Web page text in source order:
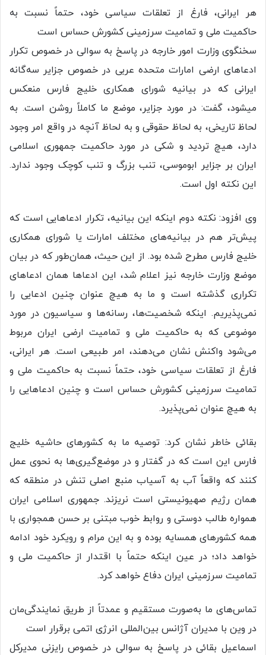
هر ایرانی، فارغ از تعلقات سیاسی خود، حتماً نسبت به
حاکمیت ملی و تمامیت سرزمینی کشورش حساس است
سخنگوی وزارت امور خارجه در پاسخ به سوالی در خصوص تکرار
ادعاهای ارضی امارات متحده عربی در خصوص جزایر سه‌گانه
ایرانی که در بیانیه شورای همکاری خلیج فارس منعکس
میشود، گفت: در مورد جزایر، موضع ما کاملاً روشن است. به
لحاظ تاریخی، به لحاظ حقوقی و به لحاظ آنچه در واقع امر وجود
دارد، هیچ تردید و شکی در مورد حاکمیت جمهوری اسلامی
ایران بر جزایر ابوموسی، تنب بزرگ و تنب کوچک وجود ندارد.
این نکته اول است.
وی افزود: نکته دوم اینکه این بیانیه، تکرار ادعاهایی است که
پیش‌تر هم در بیانیه‌های مختلف امارات یا شورای همکاری
خلیج فارس مطرح شده بود. از این حیث، همان‌طور که در بیان
موضع وزارت خارجه نیز اعلام شد، این ادعاها همان ادعاهای
تکراری گذشته است و ما به هیچ عنوان چنین ادعایی را
نمی‌پذیریم. اینکه شخصیت‌ها، رسانه‌ها و سیاسیون در مورد
موضوعی که به حاکمیت ملی و تمامیت ارضی ایران مربوط
می‌شود واکنش نشان می‌دهند، امر طبیعی است. هر ایرانی،
فارغ از تعلقات سیاسی خود، حتماً نسبت به حاکمیت ملی و
تمامیت سرزمینی کشورش حساس است و چنین ادعاهایی را
به هیچ عنوان نمی‌پذیرد.
بقائی خاطر نشان کرد: توصیه ما به کشورهای حاشیه خلیج
فارس این است که در گفتار و در موضع‌گیری‌ها به نحوی عمل
کنند که واقعاً آب به آسیاب منبع اصلی تنش در منطقه که
همان رژیم صهیونیستی است نریزند. جمهوری اسلامی ایران
همواره طالب دوستی و روابط خوب مبتنی بر حسن همجواری با
همه کشورهای همسایه بوده و به این مرام و رویکرد خود ادامه
خواهد داد؛ در عین اینکه حتماً با اقتدار از حاکمیت ملی و
تمامیت سرزمینی ایران دفاع خواهد کرد.
تماس‌های ما به‌صورت مستقیم و عمدتاً از طریق نمایندگی‌مان
در وین با مدیران آژانس بین‌المللی انرژی اتمی برقرار است
اسماعیل بقائی در پاسخ به سوالی در خصوص رایزنی مدیرکل